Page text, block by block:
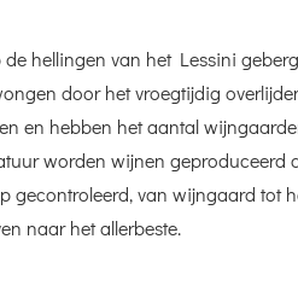
hellingen van het Lessini
door het vroegtijdig
en hebben het aantal
worden wijnen geproduceerd
gecontroleerd, van wijngaard tot
naar het allerbeste.